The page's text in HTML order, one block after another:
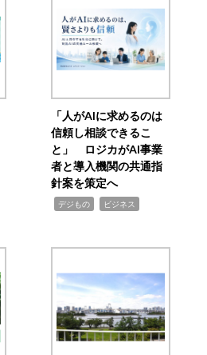
「人がAIに求めるのは
信頼し相談できるこ
と」 ロジカがAI事業
者と導入機関の共通指
針案を策定へ
デジもの ビジネス